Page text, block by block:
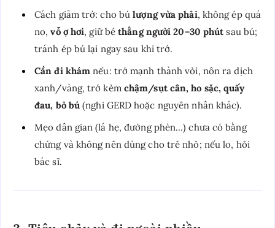
Cách giảm trớ: cho búlượng vừa phải, không ép quá
no,vỗ ợ hơi, giữ béthẳng người 20–30 phútsau bú;
tránh ép bú lại ngay sau khi trớ.
Cần đi khám nếu: trớ mạnh thành vòi, nôn ra dịch
xanh/vàng, trớ kèm chậm/sụt cân, ho sặc, quấy
đau, bỏ bú (nghi GERD hoặc nguyên nhân khác).
Mẹo dân gian (lá hẹ, đường phèn…) chưa có bằng
chứng và không nên dùng cho trẻ nhỏ; nếu lo, hỏi
bác sĩ.